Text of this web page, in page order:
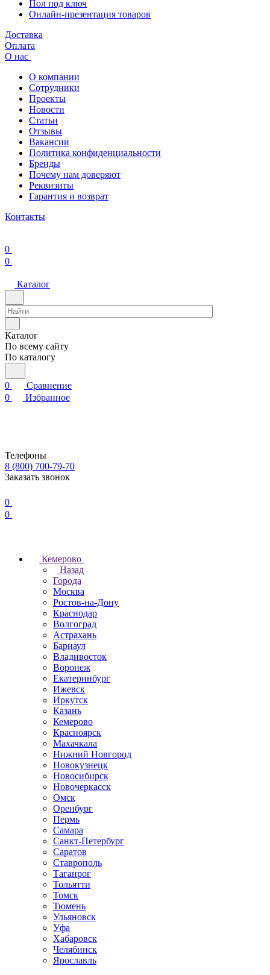
Пол под ключ
Онлайн-презентация товаров
Доставка
Оплата
О нас
О компании
Сотрудники
Проекты
Новости
Статьи
Отзывы
Вакансии
Политика конфиденциальности
Бренды
Почему нам доверяют
Реквизиты
Гарантия и возврат
Контакты
0
0
Каталог
Каталог
По всему сайту
По каталогу
0
Сравнение
0
Избранное
Телефоны
8 (800) 700-79-70
Заказать звонок
0
0
Кемерово
Назад
Города
Москва
Ростов-на-Дону
Краснодар
Волгоград
Астрахань
Барнаул
Владивосток
Воронеж
Екатеринбург
Ижевск
Иркутск
Казань
Кемерово
Красноярск
Махачкала
Нижний Новгород
Новокузнецк
Новосибирск
Новочеркаcск
Омск
Оренбург
Пермь
Самара
Санкт-Петербург
Саратов
Ставрополь
Таганрог
Тольятти
Томск
Тюмень
Ульяновск
Уфа
Хабаровск
Челябинск
Ярославль